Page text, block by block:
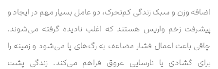
اضافه وزن و سبک زندگی کم‌تحرک، دو عامل بسیار مهم در ایجاد و
پیشرفت زخم واریس هستند که اغلب نادیده گرفته می‌شوند.
چاقی باعث اعمال فشار مضاعف به رگ‌های پا می‌شود و زمینه را
برای گشادی یا نارسایی عروق فراهم می‌کند. زندگی پشت